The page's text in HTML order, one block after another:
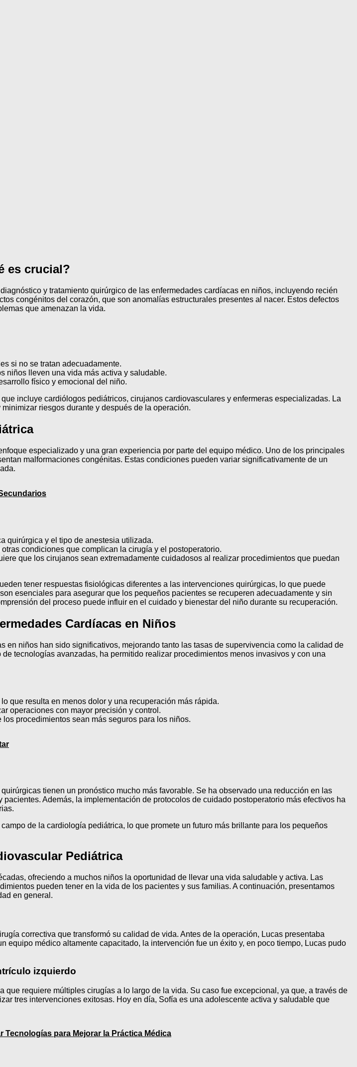
es crucial?
y tratamiento quirúrgico de las enfermedades cardíacas en niños, incluyendo recién
congénitos del corazón, que son anomalías estructurales presentes al nacer. Estos defectos
que amenazan la vida.
si no se tratan adecuadamente.
niños lleven una vida más activa y saludable.
físico y emocional del niño.
incluye cardiólogos pediátricos, cirujanos cardiovasculares y enfermeras especializadas. La
riesgos durante y después de la operación.
especializado y una gran experiencia por parte del equipo médico. Uno de los principales
malformaciones congénitas. Estas condiciones pueden variar significativamente de un
quirúrgica y el tipo de anestesia utilizada.
condiciones que complican la cirugía y el postoperatorio.
que los cirujanos sean extremadamente cuidadosos al realizar procedimientos que puedan
tener respuestas fisiológicas diferentes a las intervenciones quirúrgicas, lo que puede
esenciales para asegurar que los pequeños pacientes se recuperen adecuadamente y sin
del proceso puede influir en el cuidado y bienestar del niño durante su recuperación.
Cardíacas en Niños
niños han sido significativos, mejorando tanto las tasas de supervivencia como la calidad de
tecnologías avanzadas, ha permitido realizar procedimientos menos invasivos y con una
que resulta en menos dolor y una recuperación más rápida.
operaciones con mayor precisión y control.
procedimientos sean más seguros para los niños.
tienen un pronóstico mucho más favorable. Se ha observado una reducción en las
Además, la implementación de protocolos de cuidado postoperatorio más efectivos ha
de la cardiología pediátrica, lo que promete un futuro más brillante para los pequeños
Pediátrica
ofreciendo a muchos niños la oportunidad de llevar una vida saludable y activa. Las
pueden tener en la vida de los pacientes y sus familias. A continuación, presentamos
en general.
correctiva que transformó su calidad de vida. Antes de la operación, Lucas presentaba
médico altamente capacitado, la intervención fue un éxito y, en poco tiempo, Lucas pudo
izquierdo
que requiere múltiples cirugías a lo largo de la vida. Su caso fue excepcional, ya que, a través de
tres intervenciones exitosas. Hoy en día, Sofía es una adolescente activa y saludable que
para Mejorar la Práctica Médica